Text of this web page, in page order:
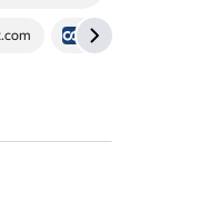
djbooth.net